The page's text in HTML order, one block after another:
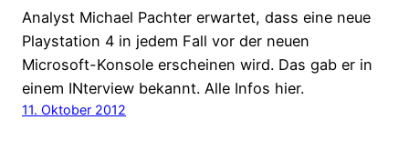
Analyst Michael Pachter erwartet, dass eine neue
Playstation 4 in jedem Fall vor der neuen
Microsoft-Konsole erscheinen wird. Das gab er in
einem INterview bekannt. Alle Infos hier.
11. Oktober 2012